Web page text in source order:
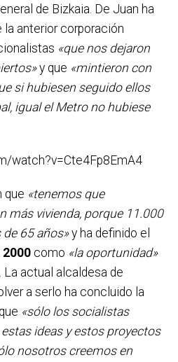
de Bizkaia. De Juan ha
anterior corporación
«que nos dejaron
y que «mintieron con
si hubiesen seguido ellos
igual el Metro no hubiese
watch?v=Cte4Fp8EmA4
que «tenemos que
más vivienda, porque 11.000
65 años»y ha definido el
2000como «la oportunidad»
La actual alcaldesa de
a serlo ha concluido la
«sólo los socialistas
ideas y estos proyectos
nosotros creemos en